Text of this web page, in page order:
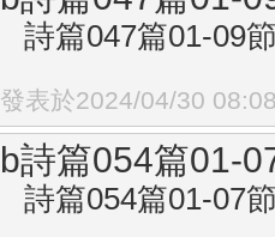
詩篇047篇01-09
發表於2024/04/30
b詩篇054篇01-
詩篇054篇01-07